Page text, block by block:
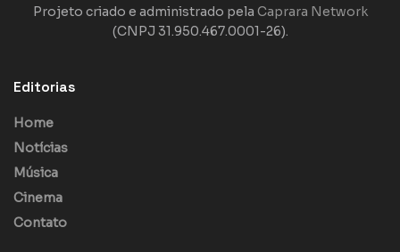
Projeto criado e administrado pela Caprara Network
(CNPJ 31.950.467.0001-26).
Editorias
Home
Notícias
Música
Cinema
Contato